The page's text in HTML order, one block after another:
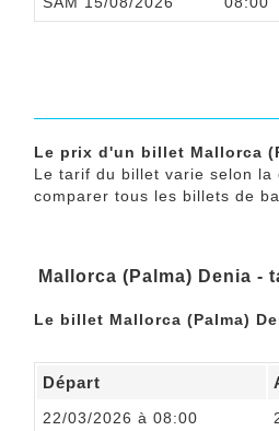
Le prix d'un billet Mallorca
Le tarif du billet varie selon
comparer tous les billets de
Mallorca (Palma) Denia -
Le billet Mallorca (Palma)
Départ
22/03/2026 à 08:00